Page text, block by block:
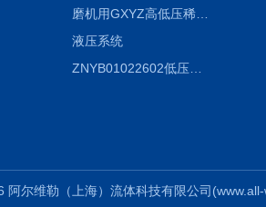
磨机用GXYZ高低压稀油站，静压油润滑系统
液压系统
ZNYB01022602低压螺杆泵
阿尔维勒（上海）流体科技有限公司